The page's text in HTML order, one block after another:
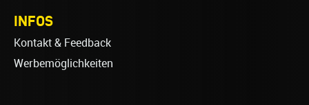
INFOS
Kontakt & Feedback
Werbemöglichkeiten